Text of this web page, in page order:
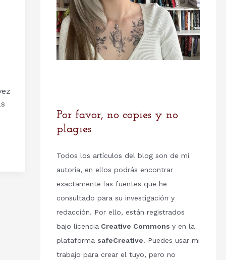
Por favor, no copies y no
plagies
Todos los artículos del blog son de mi
autoría, en ellos podrás encontrar
exactamente las fuentes que he
consultado para su investigación y
redacción. Por ello, están registrados
bajo licencia Creative Commons y en la
plataforma safeCreative. Puedes usar mi
trabajo para crear el tuyo, pero no